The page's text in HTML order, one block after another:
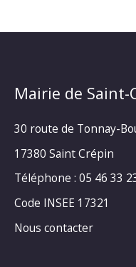
Mairie de Saint-
30 route de Tonnay-
17380 Saint Crépin
Téléphone : 05 46 33
Code INSEE 17321
Nous contacter